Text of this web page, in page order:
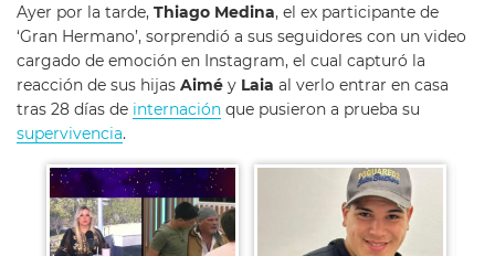
Ayer por la tarde, Thiago Medina, el ex participante de
‘Gran Hermano’, sorprendió a sus seguidores con un video
cargado de emoción en Instagram, el cual capturó la
reacción de sus hijas Aimé y Laia al verlo entrar en casa
tras 28 días de internación que pusieron a prueba su
supervivencia.